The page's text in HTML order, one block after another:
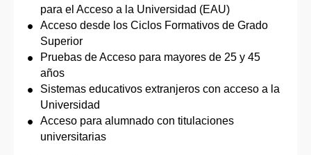
para el Acceso a la Universidad (EAU)
Acceso desde los Ciclos Formativos de Grado
Superior
Pruebas de Acceso para mayores de 25 y 45
años
Sistemas educativos extranjeros con acceso a la
Universidad
Acceso para alumnado con titulaciones
universitarias